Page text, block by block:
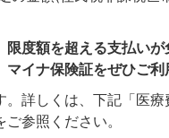
度額を超える支払い
イナ保険証をぜひご利
。詳しくは、下記「医
参照ください。